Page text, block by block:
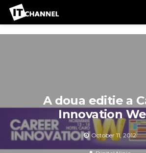
A doua editie a
Innovation
October 11, 2012